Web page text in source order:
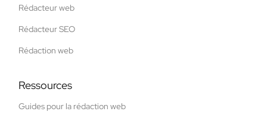
Rédacteur web
Rédacteur SEO
Rédaction web
Ressources
Guides pour la rédaction web